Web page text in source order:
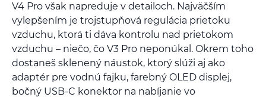
V4 Pro však napreduje v detailoch. Najväčším
vylepšením je trojstupňová regulácia prietoku
vzduchu, ktorá ti dáva kontrolu nad prietokom
vzduchu – niečo, čo V3 Pro neponúkal. Okrem toho
dostaneš sklenený náustok, ktorý slúži aj ako
adaptér pre vodnú fajku, farebný OLED displej,
bočný USB-C konektor na nabíjanie vo